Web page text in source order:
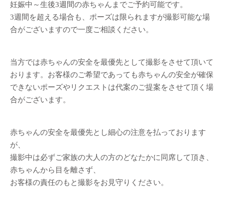
妊娠中～生後3週間の赤ちゃんまでご予約可能です。
3週間を超える場合も、ポーズは限られますが撮影可能な場
合がございますので一度ご相談ください。
当方では赤ちゃんの安全を最優先として撮影をさせて頂いて
おります。お客様のご希望であっても赤ちゃんの安全が確保
できないポーズやリクエストは代案のご提案をさせて頂く場
合がございます。
赤ちゃんの安全を最優先とし細心の注意を払っております
が、
撮影中は必ずご家族の大人の方のどなたかに同席して頂き、
赤ちゃんから目を離さず、
お客様の責任のもと撮影をお見守りください。